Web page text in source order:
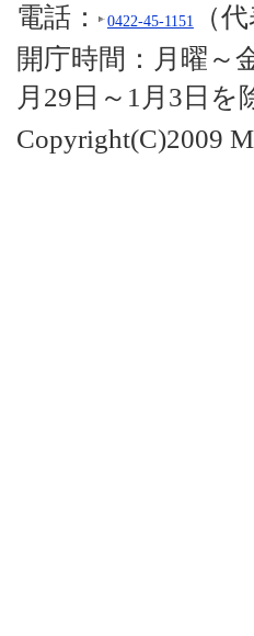
電話：
0422-45-1151 （
開庁時間：月曜～
月29日～1月3日を
Copyright(C)2009